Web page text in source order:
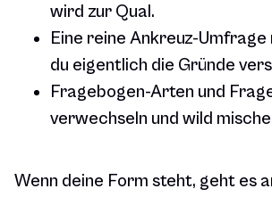
wird zur Qual.
Eine reine Ankreuz-Umfrage
du eigentlich die Gründe
Fragebogen-Arten und
verwechseln und wild
Wenn deine Form steht, geht es